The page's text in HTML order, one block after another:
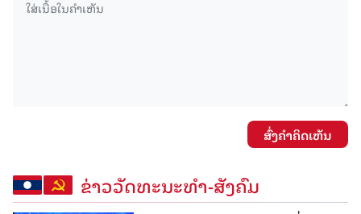
ສົ່ງຄໍາຄິດເຫັນ
ຂ່າວວັດທະນະທຳ-ສັງຄົມ